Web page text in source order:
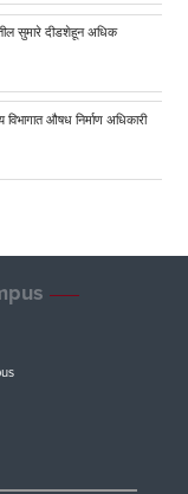
सुमारे दीडशेहून अधिक
विभागात औषध निर्माण अधिकारी